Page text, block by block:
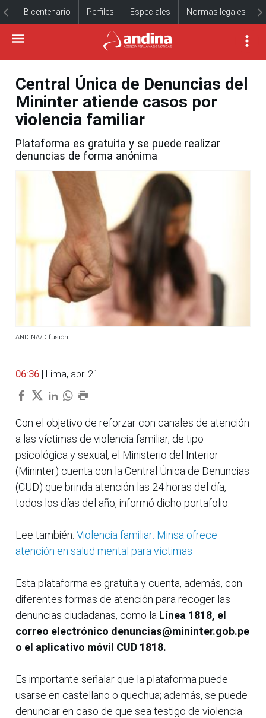
Bicentenario Perfiles Especiales Normas legales
Central Única de Denuncias del
Mininter atiende casos por
violencia familiar
Plataforma es gratuita y se puede realizar
denuncias de forma anónima
ANDINA/Difusión
06:36 | Lima, abr. 21.
Con el objetivo de reforzar con canales de atención
a las víctimas de violencia familiar, de tipo
psicológica y sexual, el Ministerio del Interior
(Mininter) cuenta con la Central Única de Denuncias
(CUD) que brinda atención las 24 horas del día,
todos los días del año, informó dicho portafolio.
Lee también: Violencia familiar: Minsa ofrece
atención en salud mental para víctimas
Esta plataforma es gratuita y cuenta, además, con
diferentes formas de atención para recoger las
denuncias ciudadanas, como la Línea 1818, el
correo electrónico denuncias@mininter.gob.pe
o el aplicativo móvil CUD 1818.
Es importante señalar que la plataforma puede
usarse en castellano o quechua; además, se puede
denunciar en caso de que sea testigo de violencia